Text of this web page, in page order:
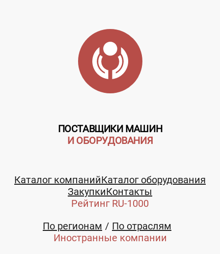
ПОСТАВЩИКИ МАШИН
И ОБОРУДОВАНИЯ
Каталог компанийКаталог оборудования
ЗакупкиКонтакты
Рейтинг RU-1000
По регионам
По отраслям
Иностранные компании